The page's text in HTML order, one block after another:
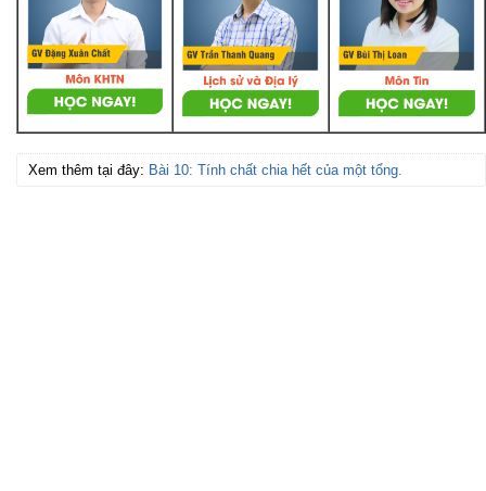
Xem thêm tại đây: Bài 10: Tính chất chia hết của một tổng.